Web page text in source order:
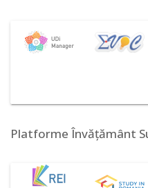
Platforme Învățământ